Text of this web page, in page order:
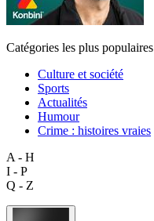
Catégories les plus populaires
Culture et société
Sports
Actualités
Humour
Crime : histoires vraies
A - H
I - P
Q - Z